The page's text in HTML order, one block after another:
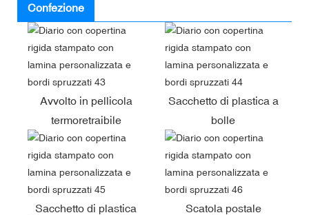
Confezione
Avvolto in pellicola
termoretraibile
Sacchetto di plastica a
bolle
Sacchetto di plastica Scatola postale